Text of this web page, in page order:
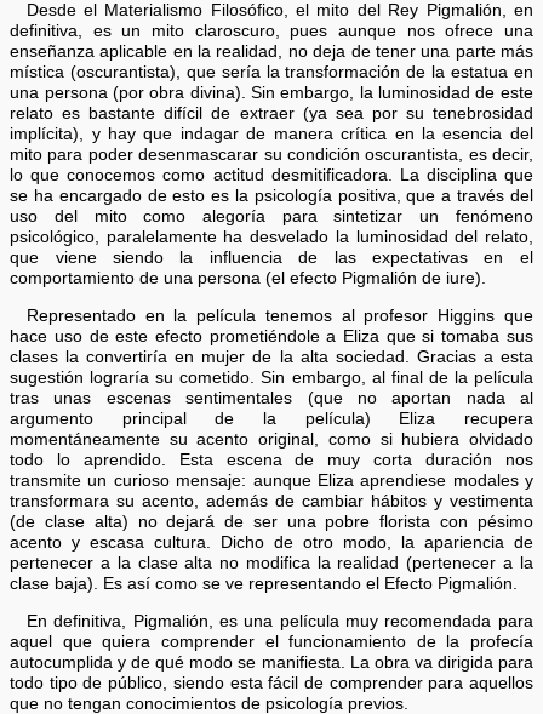
Desde el Materialismo Filosófico, el mito del Rey Pigmalión, en
definitiva, es un mito claroscuro, pues aunque nos ofrece una
enseñanza aplicable en la realidad, no deja de tener una parte más
mística (oscurantista), que sería la transformación de la estatua en
una persona (por obra divina). Sin embargo, la luminosidad de este
relato es bastante difícil de extraer (ya sea por su tenebrosidad
implícita), y hay que indagar de manera crítica en la esencia del
mito para poder desenmascarar su condición oscurantista, es decir,
lo que conocemos como actitud desmitificadora. La disciplina que
se ha encargado de esto es la psicología positiva, que a través del
uso del mito como alegoría para sintetizar un fenómeno
psicológico, paralelamente ha desvelado la luminosidad del relato,
que viene siendo la influencia de las expectativas en el
comportamiento de una persona (el efecto Pigmalión de iure).
Representado en la película tenemos al profesor Higgins que
hace uso de este efecto prometiéndole a Eliza que si tomaba sus
clases la convertiría en mujer de la alta sociedad. Gracias a esta
sugestión lograría su cometido. Sin embargo, al final de la película
tras unas escenas sentimentales (que no aportan nada al
argumento principal de la película) Eliza recupera
momentáneamente su acento original, como si hubiera olvidado
todo lo aprendido. Esta escena de muy corta duración nos
transmite un curioso mensaje: aunque Eliza aprendiese modales y
transformara su acento, además de cambiar hábitos y vestimenta
(de clase alta) no dejará de ser una pobre florista con pésimo
acento y escasa cultura. Dicho de otro modo, la apariencia de
pertenecer a la clase alta no modifica la realidad (pertenecer a la
clase baja). Es así como se ve representando el Efecto Pigmalión.
En definitiva, Pigmalión, es una película muy recomendada para
aquel que quiera comprender el funcionamiento de la profecía
autocumplida y de qué modo se manifiesta. La obra va dirigida para
todo tipo de público, siendo esta fácil de comprender para aquellos
que no tengan conocimientos de psicología previos.